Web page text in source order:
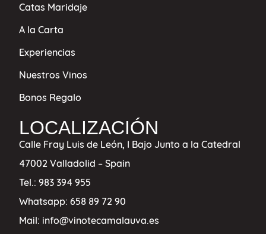
Catas Maridaje
A la Carta
Experiencias
Nuestros Vinos
Bonos Regalo
LOCALIZACIÓN
Calle Fray Luis de León, I Bajo Junto a la Catedral
47002 Valladolid – Spain
Tel.:983 394 955
Whatsapp:658 89 72 90
Mail: info@vinotecamalauva.es